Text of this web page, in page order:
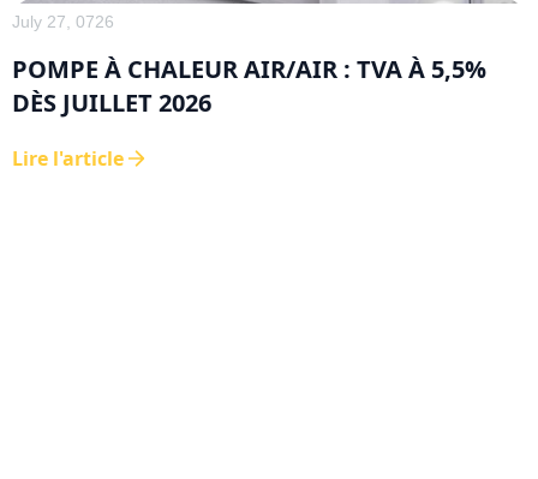
July 27, 0726
POMPE À CHALEUR AIR/AIR : TVA À 5,5%
DÈS JUILLET 2026
Lire l'article